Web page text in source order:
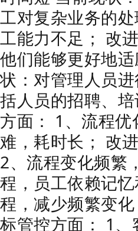
工对复杂业务的
工能力不足； 改
他们能够更好地
状：对管理人员
括人员的招聘、
方面： 1、流程
难，耗时长； 改
2、流程变化频繁
程，员工依赖记
程，减少频繁变
标管控方面： 1